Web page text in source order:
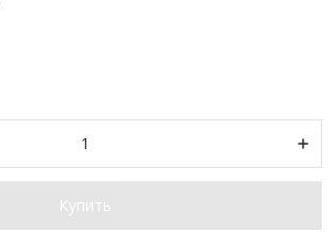
Купить